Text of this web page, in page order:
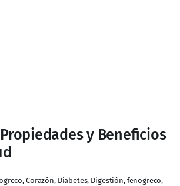
y Beneficios
, Corazón, Diabetes, Digestión, fenogreco,